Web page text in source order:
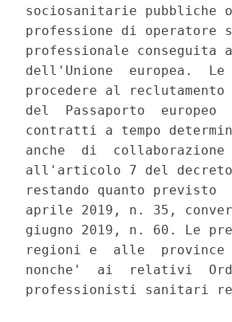
sociosanitarie
professione di
professionale
dell'Unione  europea.
procedere al
del  Passaporto
contratti a tempo
anche  di
all'articolo 7 del decreto
restando quanto
aprile 2019, n. 35,
giugno 2019, n. 60. Le
regioni e  alle
nonche'  ai  relativi